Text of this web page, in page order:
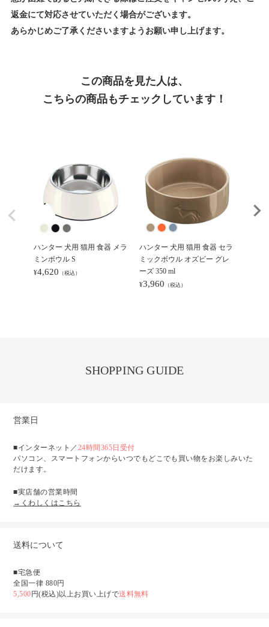
返金にて対応させていただく場合がございます。
あらかじめご了承くださいますようお願い申し上げます。
この商品を見た人は、
こちらの商品もチェックしています！
ハンター 犬用 猫用 食器 メラ
ミンボウル S
¥4,620 （税込）
ハンター 犬用 猫用 食器 セラ
ミックボウル オズビー グレ
ーズ 350 ml
¥3,960 （税込）
SHOPPING GUIDE
営業日
■インターネット／ 24時間365日受付
パソコン、スマートフォンからいつでもどこでも買い物をお楽しみいた
だけます。
■実店舗の営業時間
→くわしくはこちら
送料について
■宅急便
全国一律 880円
5,500 円(税込)以上お買い上げで送料無料